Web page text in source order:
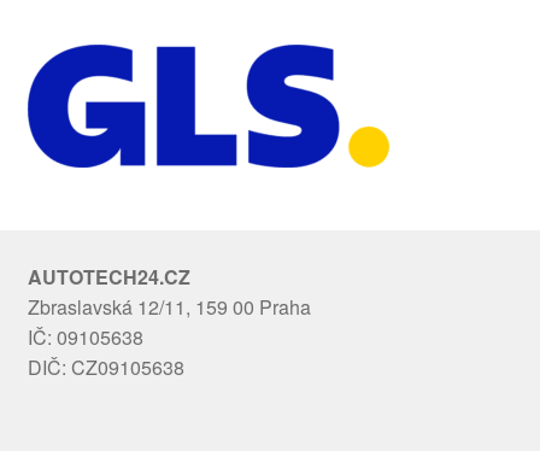
AUTOTECH24.CZ
Zbraslavská 12/11, 159 00 Praha
IČ: 09105638
DIČ: CZ09105638